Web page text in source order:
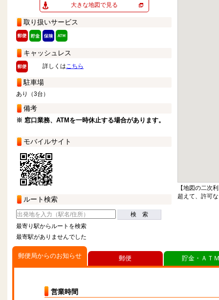
大きな地図で見る
取り扱いサービス
キャッシュレス
詳しくはこちら
駐車場
あり（3台）
備考
※ 窓口業務、ATMを一時休止する場合があります。
モバイルサイト
ルート検索
検 索
最寄り駅からルートを検索
最寄駅がありませんでした
【地図の二次
超えて、許可
郵便局からのお知らせ
営業時間
郵便 貯金・ＡＴ